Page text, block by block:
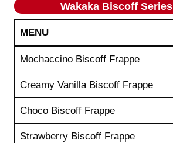
Wakaka Biscoff Series
MENU
Mochaccino Biscoff Frappe
Creamy Vanilla Biscoff Frappe
Choco Biscoff Frappe
Strawberry Biscoff Frappe